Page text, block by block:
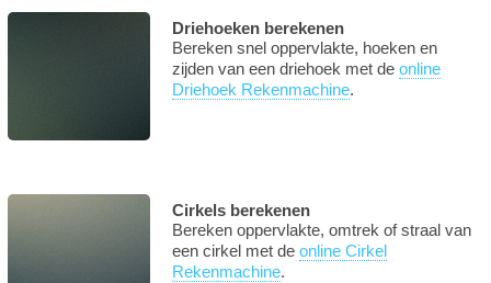
Driehoeken berekenen
Bereken snel oppervlakte, hoeken en
zijden van een driehoek met deonline
Driehoek Rekenmachine.
Cirkels berekenen
Bereken oppervlakte, omtrek of straal van
een cirkel met deonline Cirkel
Rekenmachine.